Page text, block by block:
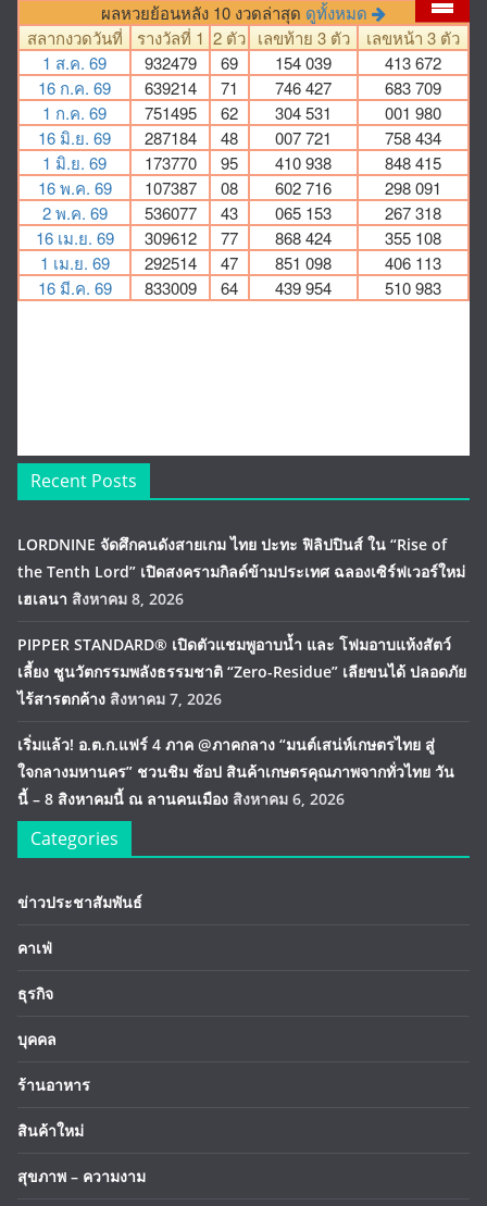
Recent Posts
LORDNINE จัดศึกคนดังสายเกม ไทย ปะทะ ฟิลิปปินส์ ใน “Rise of
the Tenth Lord” เปิดสงครามกิลด์ข้ามประเทศ ฉลองเซิร์ฟเวอร์ใหม่
เฮเลนา สิงหาคม 8, 2026
PIPPER STANDARD® เปิดตัวแชมพูอาบน้ำ และ โฟมอาบแห้งสัตว์
เลี้ยง ชูนวัตกรรมพลังธรรมชาติ “Zero-Residue” เลียขนได้ ปลอดภัย
ไร้สารตกค้าง สิงหาคม 7, 2026
เริ่มแล้ว! อ.ต.ก.แฟร์ 4 ภาค @ภาคกลาง “มนต์เสน่ห์เกษตรไทย สู่
ใจกลางมหานคร” ชวนชิม ช้อป สินค้าเกษตรคุณภาพจากทั่วไทย วัน
นี้ – 8 สิงหาคมนี้ ณ ลานคนเมือง สิงหาคม 6, 2026
Categories
ข่าวประชาสัมพันธ์
คาเฟ่
ธุรกิจ
บุคคล
ร้านอาหาร
สินค้าใหม่
สุขภาพ – ความงาม